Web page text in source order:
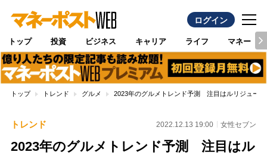
ログイン
トップ 投資 ビジネス キャリア ライフ マネー
トップ トレンド グルメ 2023年のグルメトレンド予測 注目はルリジュー
トレンド 2022.12.13 19:00 女性セブン
2023年のグルメトレンド予測 注目はル